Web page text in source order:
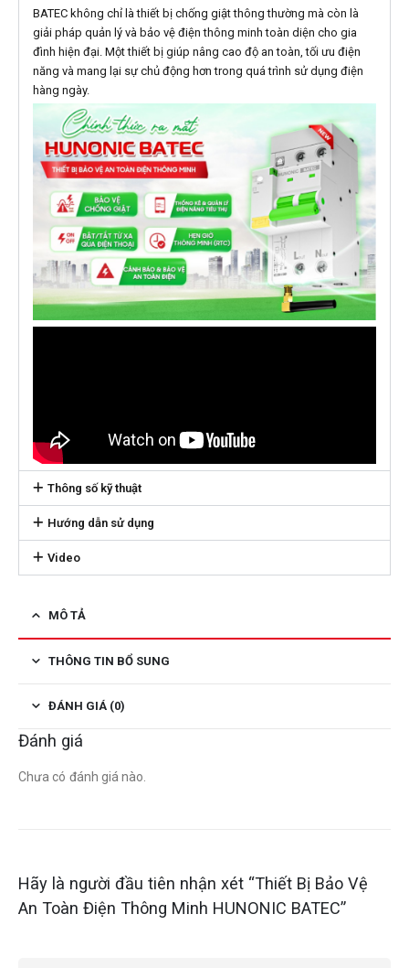
BATEC không chỉ là thiết bị chống giật thông thường mà còn là
giải pháp quản lý và bảo vệ điện thông minh toàn diện cho gia
đình hiện đại. Một thiết bị giúp nâng cao độ an toàn, tối ưu điện
năng và mang lại sự chủ động hơn trong quá trình sử dụng điện
hàng ngày.
Thông số kỹ thuật
Hướng dẫn sử dụng
Video
MÔ TẢ
THÔNG TIN BỔ SUNG
ĐÁNH GIÁ (0)
Đánh giá
Chưa có đánh giá nào.
Hãy là người đầu tiên nhận xét “Thiết Bị Bảo Vệ
An Toàn Điện Thông Minh HUNONIC BATEC”